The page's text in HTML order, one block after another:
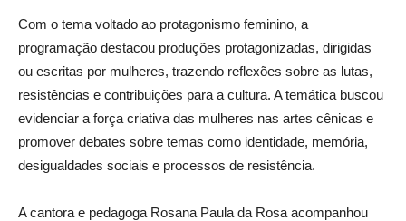
Com o tema voltado ao protagonismo feminino, a
programação destacou produções protagonizadas, dirigidas
ou escritas por mulheres, trazendo reflexões sobre as lutas,
resistências e contribuições para a cultura. A temática buscou
evidenciar a força criativa das mulheres nas artes cênicas e
promover debates sobre temas como identidade, memória,
desigualdades sociais e processos de resistência.
A cantora e pedagoga Rosana Paula da Rosa acompanhou